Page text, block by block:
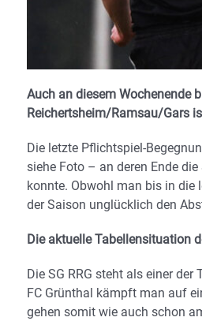
Auch an diesem Wochenende
Reichertsheim/Ramsau/Gars
Die letzte Pflichtspiel-
siehe Foto – an deren Ende
konnte. Obwohl man bis in die
der Saison unglücklich den
Die aktuelle Tabellensituation
Die SG RRG steht als einer
FC Grünthal kämpft man auf
gehen somit wie auch schon